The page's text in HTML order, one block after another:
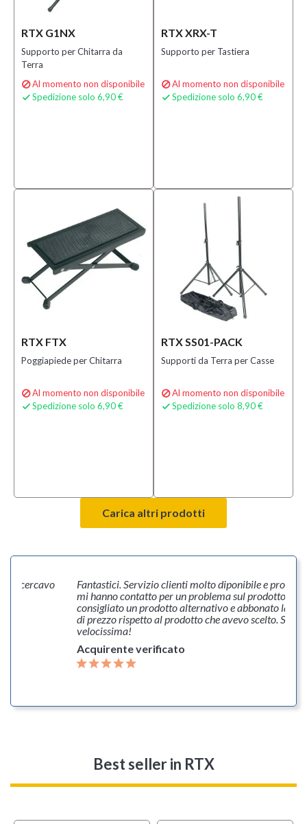
RTX G1NX
Supporto per Chitarra da
Terra
Al momento non disponibile
 Spedizione solo 6,90 €
RTX XRX-T
Supporto per Tastiera
Al momento non disponibile
 Spedizione solo 6,90 €
RTX FTX
Poggiapiede per Chitarra
Al momento non disponibile
 Spedizione solo 6,90 €
RTX SS01-PACK
Supporti da Terra per Casse
Al momento non disponibile
 Spedizione solo 8,90 €
Carica altri prodotti
cercavo
Fantastici. Servizio clienti molto diponibile e
mi hanno contatto per un problema sul prodotto, mi
consigliato un prodotto alternativo e abbonato la
di prezzo rispetto al prodotto che avevo scelto.
velocissima!
Acquirente verificato
Best sellerin RTX